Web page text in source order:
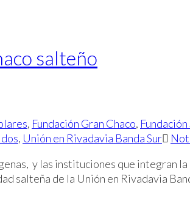
salteño
, Fundación Gran Chaco,
, Unión en Rivadavia Banda Sur
y las instituciones que integran
salteña de la Unión en Rivadavia